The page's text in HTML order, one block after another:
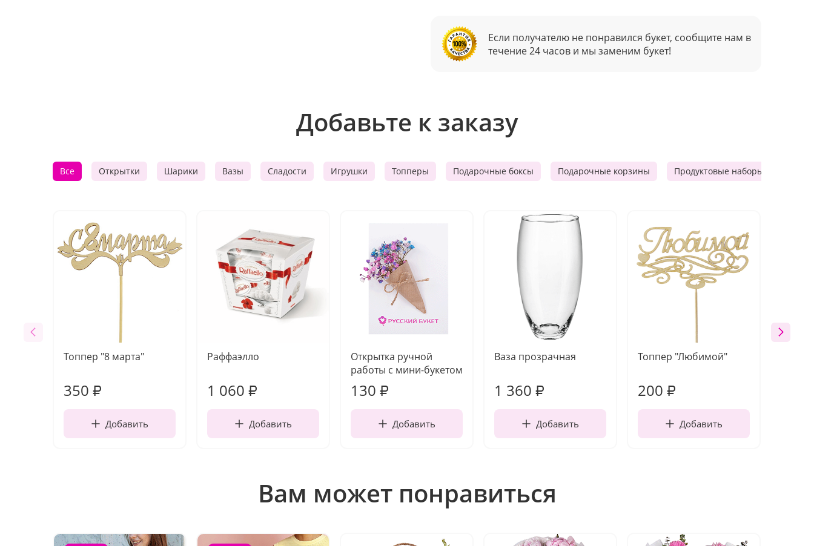
Если получателю не понравился букет, сообщите нам в
течение 24 часов и мы заменим букет!
Добавьте к заказу
Все Открытки Шарики Вазы Сладости Игрушки Топперы Подарочные боксы Подарочные корзины Продуктовые наборы
Топпер "8 марта"
350 ₽
Добавить
Раффаэлло
1 060 ₽
Добавить
Открытка ручной
работы с мини-букетом
130 ₽
Добавить
Ваза прозрачная
1 360 ₽
Добавить
Топпер "Любимой"
200 ₽
Добавить
Вам может понравиться